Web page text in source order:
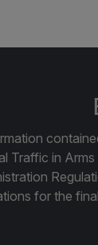
Traffic in
for the